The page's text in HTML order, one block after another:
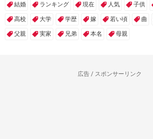
結婚 ランキング 現在 人気 子供
高校 大学 学歴 嫁 若い頃 曲
父親 実家 兄弟 本名 母親
広告 / スポンサーリンク